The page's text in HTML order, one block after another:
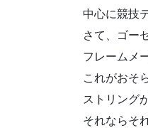
中心に競技
さて、ゴー
フレームメ
これがおそ
ストリング
それならそ